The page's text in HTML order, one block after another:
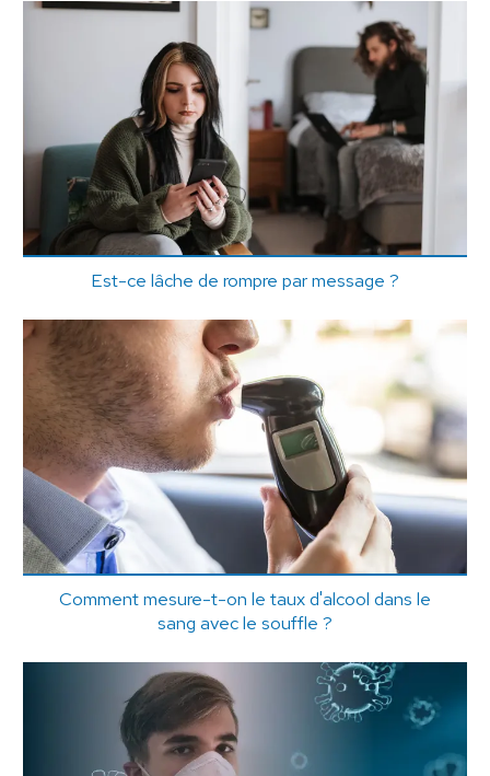
Est-ce lâche de rompre par message ?
Comment mesure-t-on le taux d'alcool dans le
sang avec le souffle ?